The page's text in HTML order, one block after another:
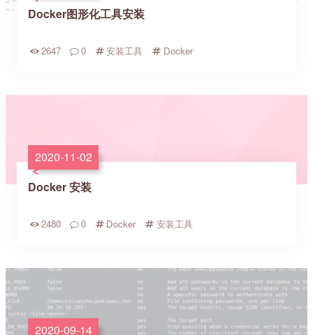
Docker图形化工具安装
2647 0 安装工具 Docker
2020-11-02
Docker 安装
2480 0 Docker 安装工具
2020-09-14